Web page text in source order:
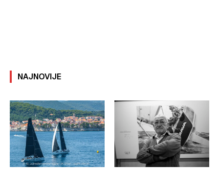
NAJNOVIJE